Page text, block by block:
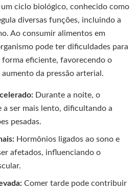
ciclo biológico, conhecido como
diversas funções, incluindo a
Ao consumir alimentos em
pode ter dificuldades para
eficiente, favorecendo o
da pressão arterial.
Durante a noite, o
a ser mais lento, dificultando a
pesadas.
Hormônios ligados ao sono e
afetados, influenciando o
Comer tarde pode contribuir